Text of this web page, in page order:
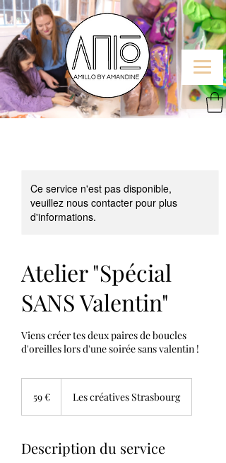
Ce service n'est pas disponible,
veuillez nous contacter pour plus
d'informations.
Atelier "Spécial
SANS Valentin"
Viens créer tes deux paires de boucles
d'oreilles lors d'une soirée sans valentin !
59 € Les créatives Strasbourg
Description du service